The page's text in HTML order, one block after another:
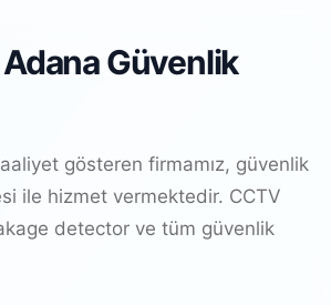
Güvenlik
gösteren firmamız, güvenlik
ile hizmet vermektedir. CCTV
detector ve tüm güvenlik